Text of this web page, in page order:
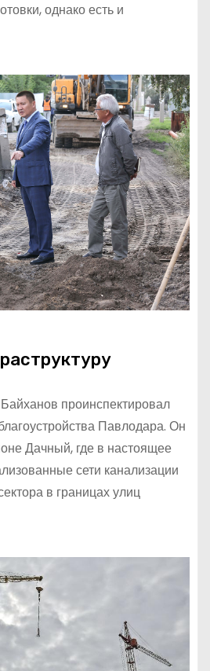
однако есть и
проинспектировал
Павлодара. Он
Дачный, где в настоящее
сети канализации
в границах улиц